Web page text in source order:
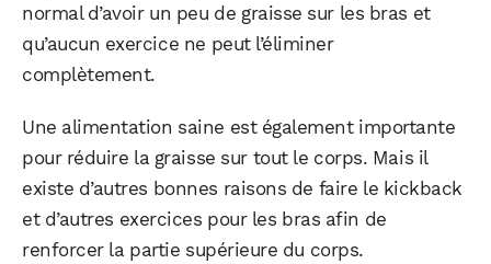
normal d’avoir un peu de graisse sur les bras et
qu’aucun exercice ne peut l’éliminer
complètement.
Une alimentation saine est également importante
pour réduire la graisse sur tout le corps. Mais il
existe d’autres bonnes raisons de faire le kickback
et d’autres exercices pour les bras afin de
renforcer la partie supérieure du corps.